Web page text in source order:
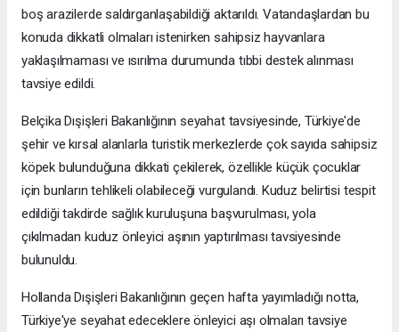
boş arazilerde saldırganlaşabildiği aktarıldı. Vatandaşlardan bu
konuda dikkatli olmaları istenirken sahipsiz hayvanlara
yaklaşılmaması ve ısırılma durumunda tıbbi destek alınması
tavsiye edildi.
Belçika Dışişleri Bakanlığının seyahat tavsiyesinde, Türkiye'de
şehir ve kırsal alanlarla turistik merkezlerde çok sayıda sahipsiz
köpek bulunduğuna dikkati çekilerek, özellikle küçük çocuklar
için bunların tehlikeli olabileceği vurgulandı. Kuduz belirtisi tespit
edildiği takdirde sağlık kuruluşuna başvurulması, yola
çıkılmadan kuduz önleyici aşının yaptırılması tavsiyesinde
bulunuldu.
Hollanda Dışişleri Bakanlığının geçen hafta yayımladığı notta,
Türkiye'ye seyahat edeceklere önleyici aşı olmaları tavsiye